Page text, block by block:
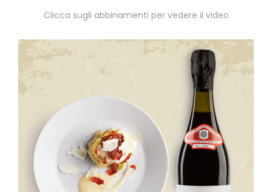
Clicca sugli abbinamenti per vedere il video